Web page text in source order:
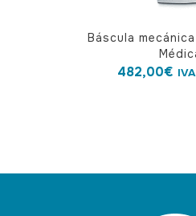
Báscula
482,00€